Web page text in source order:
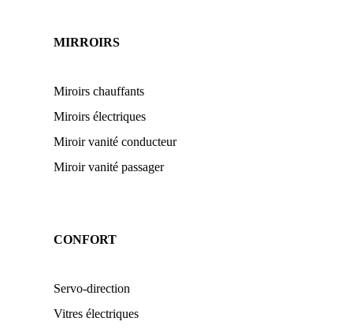
MIRROIRS
Miroirs chauffants
Miroirs électriques
Miroir vanité conducteur
Miroir vanité passager
CONFORT
Servo-direction
Vitres électriques